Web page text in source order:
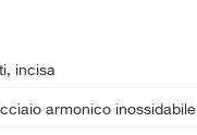
incisa
armonico inossidabile